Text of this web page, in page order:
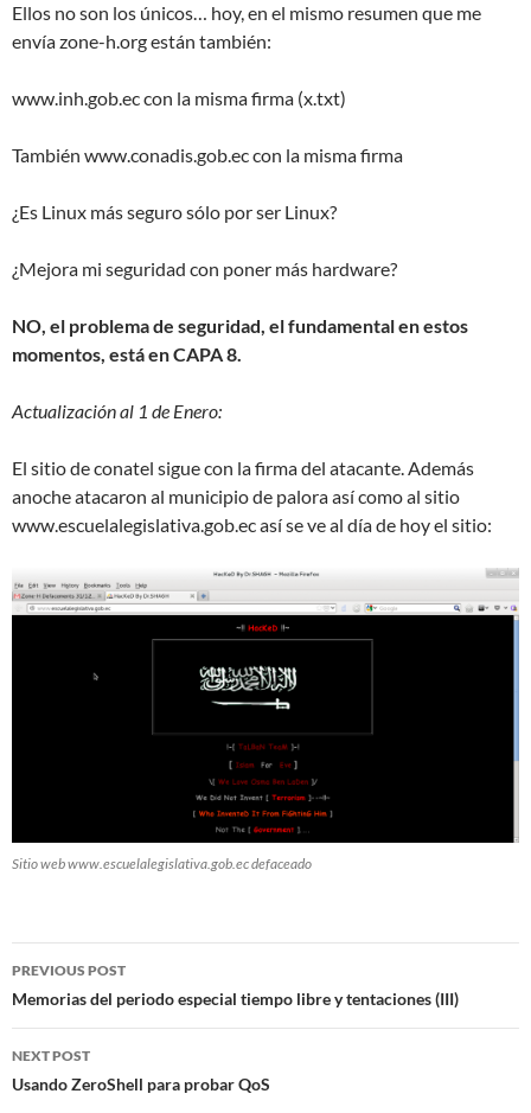
Ellos no son los únicos… hoy, en el mismo resumen que me
envía zone-h.org están también:
www.inh.gob.ec con la misma firma (x.txt)
También www.conadis.gob.ec con la misma firma
¿Es Linux más seguro sólo por ser Linux?
¿Mejora mi seguridad con poner más hardware?
NO, el problema de seguridad, el fundamental en estos
momentos, está en CAPA 8.
Actualización al 1 de Enero:
El sitio de conatel sigue con la firma del atacante. Además
anoche atacaron al municipio de palora así como al sitio
www.escuelalegislativa.gob.ec así se ve al día de hoy el sitio:
Sitio web www.escuelalegislativa.gob.ec defaceado
Post
navigation
PREVIOUS POST
Memorias del periodo especial tiempo libre y tentaciones (III)
NEXT POST
Usando ZeroShell para probar QoS